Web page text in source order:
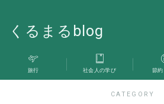
くるまるblog
MENU
旅行
旅行 社会人の学び 節約
CATEGORY